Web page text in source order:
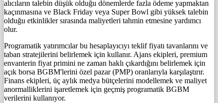
alıcıların talebin düşük olduğu dönemlerde fazla ödeme yapmaktan
kaçınmasına ve Black Friday veya Super Bowl gibi yüksek talebin
olduğu etkinlikler sırasında maliyetleri tahmin etmesine yardımcı
olur.
Programatik yatırımcılar bu hesaplayıcıyı teklif fiyatı tavanlarını ve
taban stratejilerini belirlemek için kullanır. Ajans ekipleri, premium
envanterin fiyat primini ne zaman haklı çıkardığını belirlemek için
açık borsa BGBM'lerini özel pazar (PMP) oranlarıyla karşılaştırır.
Finans ekipleri, üç aylık medya bütçelerini modellemek ve maliyet
anormalliklerini işaretlemek için geçmiş programatik BGBM
verilerini kullanıyor.